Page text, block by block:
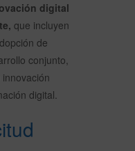
digital
que incluyen
de
conjunto,
digital.